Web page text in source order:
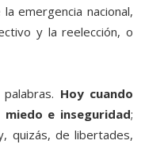
emergencia nacional,
y la reelección, o
Hoy cuando
miedo e inseguridad;
quizás, de libertades,